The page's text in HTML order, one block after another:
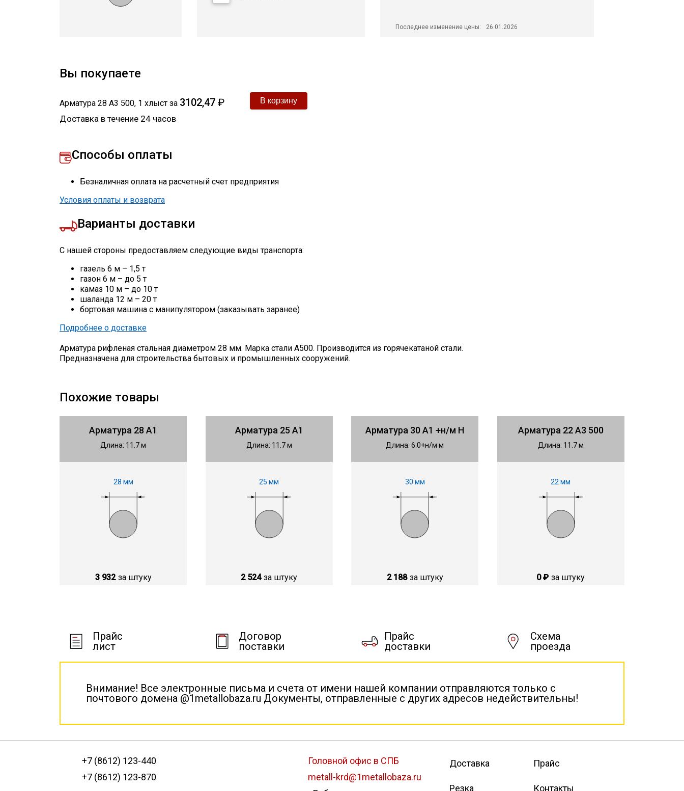
Последнее изменение цены: 26.01.2026
Вы покупаете
Арматура 28 А3 500, 1 хлыст за 3102,47 ₽
Доставка в течение 24 часов
Способы оплаты
Безналичная оплата на расчетный счет предприятия
Условия оплаты и возврата
Варианты доставки
С нашей стороны предоставляем следующие виды транспорта:
газель 6 м – 1,5 т
газон 6 м – до 5 т
камаз 10 м – до 10 т
шаланда 12 м – 20 т
бортовая машина с манипулятором (заказывать заранее)
Подробнее о доставке
Арматура рифленая стальная диаметром 28 мм. Марка стали А500. Производится из горячекатаной стали.
Предназначена для строительства бытовых и промышленных сооружений.
Похожие товары
Арматура 28 А1
Длина: 11.7 м
28 мм
3 932 за штуку
Арматура 25 А1
Длина: 11.7 м
25 мм
2 524 за штуку
Арматура 30 А1 +н/м Н
Длина: 6.0+н/м м
30 мм
2 188 за штуку
Арматура 22 А3 500
Длина: 11.7 м
22 мм
0 ₽ за штуку
Прайс
лист
Договор
поставки
Прайс
доставки
Схема
проезда
Внимание! Все электронные письма и счета от имени нашей компании отправляются только с
почтового домена @1metallobaza.ru Документы, отправленные с других адресов недействительны!
+7 (8612) 123-440
+7 (8612) 123-870
Головной офис в СПБ
metall-krd@1metallobaza.ru
Доставка Прайс
Резка Контакты